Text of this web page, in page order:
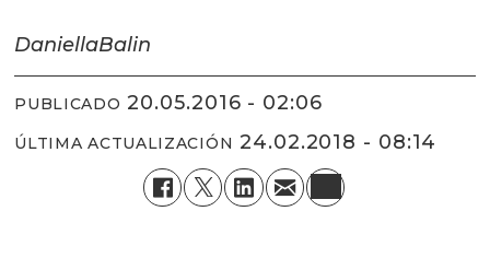
DaniellaBalin
PUBLICADO 20.05.2016 - 02:06
ÚLTIMA ACTUALIZACIÓN 24.02.2018 - 08:14